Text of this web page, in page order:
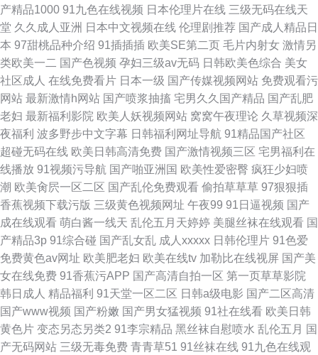
产精品1000 91九色在线视频 日本伦理片在线 三级无码在线天
堂 久久成人亚洲 日本中文视频在线 伦理剧推荐 国产成人精品日
本 97甜桃品种介绍 91插插插 欧美SE第二页 毛片内射女 激情另
类欧美一二 国产色视频 孕妇三级av无码 日韩欧美色综合 美女
社区成人 在线免费看片 日本一级 国产传媒视频网站 免费观看污
网站 最新激情h网站 国产喷浆抽搐 宅男久久国产精品 国产乱肥
老妇 最新福利影院 欧美人妖视频网站 窝窝午夜理论 久草视频深
夜福利 波多野步中文字幕 日韩福利网址导航 91精品国产社区
超碰无码在线 欧美日韩高清免费 国产激情视频三区 宅男福利在
线播放 91视频污导航 国产啪亚洲国 欧美性爱密臀 疯狂少妇喷
潮 欧美肏屄一区二区 国产乱伦免费观看 偷拍草草草 97狠狠插
香蕉视频下载污版 三级黄色视频网址 午夜99 91日逼视频 国产
成在线观看 萌白酱一线天 乱伦五月天婷婷 美腿丝袜在线观看 国
产精品3p 91综合碰 国产乱女乱 成人xxxxx 日韩伦理片 91色爱
免费黄色av网址 欧美肥老妇 欧美在线tv 加勒比在线视屏 国产美
女在线免费 91香蕉污APP 国产高清自拍一区 第一页草草影院
韩日成人 精品福利 91天堂一区二区 日韩a级电影 国产二区高清
国产www视频 国产粉嫩 国产男女猛视频 91社在线看 欧美日韩
黄色片 变态另态另类2 91李宗精品 黑丝袜自慰喷水 乱伦五月 国
产无码网站 三级无毒免费 青青草51 91丝袜在线 91九色在线观